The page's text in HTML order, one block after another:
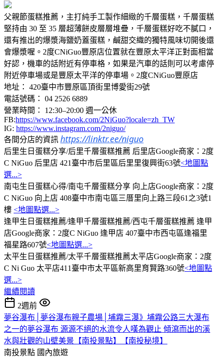
父親節蛋糕推薦，主打純手工製作細緻的千層蛋糕，千層蛋糕
堅持由 30 至 35 層超薄餅皮層層堆疊，千層蛋糕好吃不膩口，
還有推出的爆漿海鹽奶蓋蛋糕，鹹甜交織的獨特風味切開後還
會爆漿喔。2度CNiGuo豐原店位置就在豐原太平洋正對面相當
好認，機車的話附近有停車格，如果是汽車的話則可以考慮停
附近停車場或是豐原太平洋的停車場。2度CNiGuo豐原店
地址： 420臺中市豐原區頂街里博愛街29號
電話號碼： 04 2526 6889
營業時間： 12:30–20:00 週一公休
FB:https://www.facebook.com/2NiGuo?locale=zh_TW
IG: https://www.instagram.com/2niguo/
各間分店的資訊 https://linktr.ee/niguo
后里生日蛋糕分享/后里千層蛋糕推薦 后里店Google商家：2度
C NiGuo 后里店 421臺中市后里區后里里復興街63號<地圖點
選...>
南屯生日蛋糕心得/南屯千層蛋糕分享 向上店Google商家：2度
C NiGuo 向上店 408臺中市南屯區三厝里向上路三段61之3號1
樓 <地圖點選...>
逢甲生日蛋糕推薦/逢甲千層蛋糕推薦/西屯千層蛋糕推薦 逢甲
店Google商家：2度C NiGuo 逢甲店 407臺中市西屯區逢福里
福星路607號<地圖點選...>
太平生日蛋糕推薦/太平千層蛋糕推薦太平店Google商家：2度
C Ni Guo 太平店411臺中市太平區新高里育賢路360號<地圖點
選...>
繼續閱讀
2週前
夢谷瀑布│夢谷瀑布親子農場│埔霧三瀑》埔霧公路三大瀑布
之一的夢谷瀑布 源源不絕的水流令人嘆為觀止 傾瀉而出的溪
水與壯觀的山壁美景【南投景點】【南投秘境】
南投景點 國內旅遊